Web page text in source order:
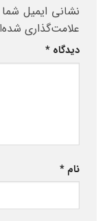
نشانی ایمیل
علامت‌گذاری
دیدگاه *
نام *